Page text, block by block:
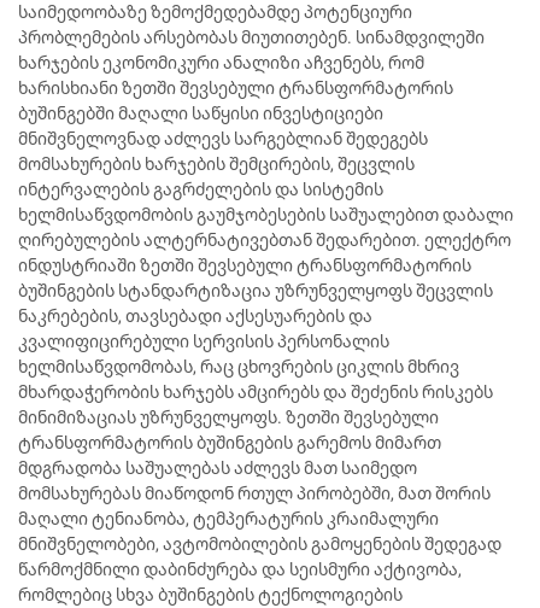
საიმედოობაზე ზემოქმედებამდე პოტენციური
პრობლემების არსებობას მიუთითებენ. სინამდვილეში
ხარჯების ეკონომიკური ანალიზი აჩვენებს, რომ
ხარისხიანი ზეთში შევსებული ტრანსფორმატორის
ბუშინგებში მაღალი საწყისი ინვესტიციები
მნიშვნელოვნად აძლევს სარგებლიან შედეგებს
მომსახურების ხარჯების შემცირების, შეცვლის
ინტერვალების გაგრძელების და სისტემის
ხელმისაწვდომობის გაუმჯობესების საშუალებით დაბალი
ღირებულების ალტერნატივებთან შედარებით. ელექტრო
ინდუსტრიაში ზეთში შევსებული ტრანსფორმატორის
ბუშინგების სტანდარტიზაცია უზრუნველყოფს შეცვლის
ნაკრებების, თავსებადი აქსესუარების და
კვალიფიცირებული სერვისის პერსონალის
ხელმისაწვდომობას, რაც ცხოვრების ციკლის მხრივ
მხარდაჭერობის ხარჯებს ამცირებს და შეძენის რისკებს
მინიმიზაციას უზრუნველყოფს. ზეთში შევსებული
ტრანსფორმატორის ბუშინგების გარემოს მიმართ
მდგრადობა საშუალებას აძლევს მათ საიმედო
მომსახურებას მიაწოდონ რთულ პირობებში, მათ შორის
მაღალი ტენიანობა, ტემპერატურის კრაიმალური
მნიშვნელობები, ავტომობილების გამოყენების შედეგად
წარმოქმნილი დაბინძურება და სეისმური აქტივობა,
რომლებიც სხვა ბუშინგების ტექნოლოგიების